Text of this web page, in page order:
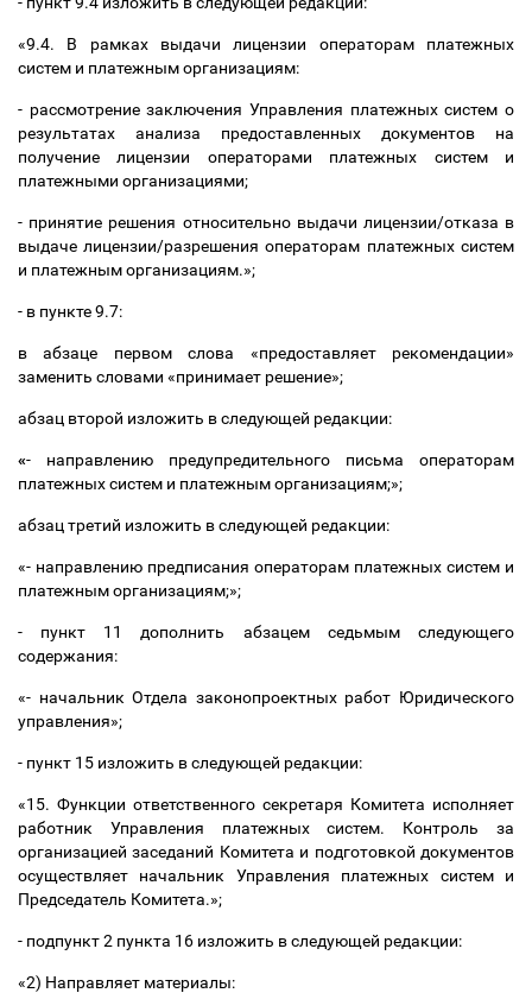
«9.4. В рамках выдачи лицензии операторам платежных
систем и платежным организациям:
- рассмотрение заключения Управления платежных систем о
результатах анализа предоставленных документов на
получение лицензии операторами платежных систем и
платежными организациями;
- принятие решения относительно выдачи лицензии/отказа в
выдаче лицензии/разрешения операторам платежных систем
и платежным организациям.»;
- в пункте 9.7:
в абзаце первом слова «предоставляет рекомендации»
заменить словами «принимает решение»;
абзац второй изложить в следующей редакции:
«- направлению предупредительного письма операторам
платежных систем и платежным организациям;»;
абзац третий изложить в следующей редакции:
«- направлению предписания операторам платежных систем и
платежным организациям;»;
- пункт 11 дополнить абзацем седьмым следующего
содержания:
«- начальник Отдела законопроектных работ Юридического
управления»;
- пункт 15 изложить в следующей редакции:
«15. Функции ответственного секретаря Комитета исполняет
работник
Управления платежных систем. Контроль за
организацией заседаний Комитета и подготовкой документов
осуществляет начальник Управления платежных систем и
Председатель Комитета.»;
- подпункт 2 пункта 16 изложить в следующей редакции:
«2) Направляет материалы: